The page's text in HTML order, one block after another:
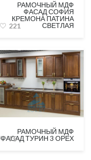
221
РАМОЧНЫЙ МДФ
ФАСАД СОФИЯ
КРЕМОНА ПАТИНА
СВЕТЛАЯ
75
РАМОЧНЫЙ МДФ
ФАСАД ТУРИН 3 ОРЕХ